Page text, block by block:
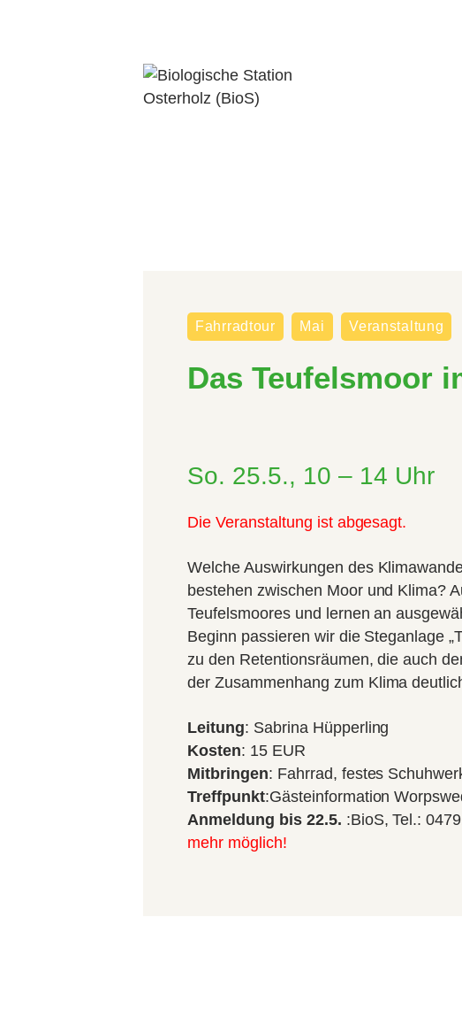
Fahrradtour Mai Veranstaltung
Das Teufelsmoor
So. 25.5., 10 – 14 Uhr
Die Veranstaltung ist abgesagt.
Welche Auswirkungen des
bestehen zwischen Moor und Klima?
Teufelsmoores und lernen an
Beginn passieren wir die Steganlage
zu den Retentionsräumen, die auch
der Zusammenhang zum Klima
Leitung: Sabrina Hüpperling
Kosten: 15 EUR
Mitbringen: Fahrrad, festes
Treffpunkt:Gästeinformation
Anmeldung bis 22.5. :BioS, Tel.:
mehr möglich!